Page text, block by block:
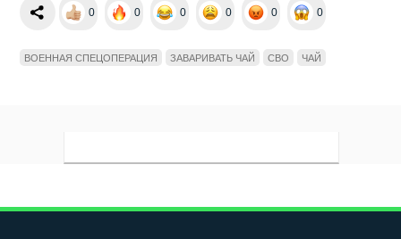
0 0 0 0 0 0
ВОЕННАЯ СПЕЦОПЕРАЦИЯ ЗАВАРИВАТЬ ЧАЙ СВО ЧАЙ